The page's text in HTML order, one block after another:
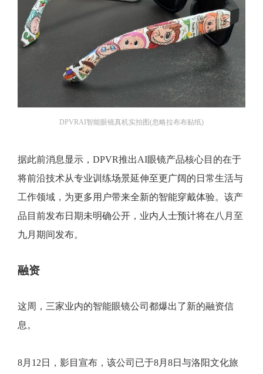
DPVRAI智能眼镜真机实拍图(忽略拉布布贴纸)
据此前消息显示，DPVR推出AI眼镜产品核心目的在于
将前沿技术从专业训练场景延伸至更广阔的日常生活与
工作领域，为更多用户带来全新的智能穿戴体验。该产
品目前发布日期未明确公开，业内人士预计将在八月至
九月期间发布。
融资
这周，三家业内的智能眼镜公司都爆出了新的融资信
息。
8月12日，影目宣布，该公司已于8月8日与洛阳文化旅